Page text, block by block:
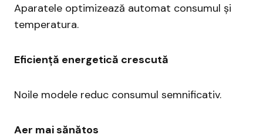
Aparatele optimizează automat consumul și
temperatura.
Eficiență energetică crescută
Noile modele reduc consumul semnificativ.
Aer mai sănătos